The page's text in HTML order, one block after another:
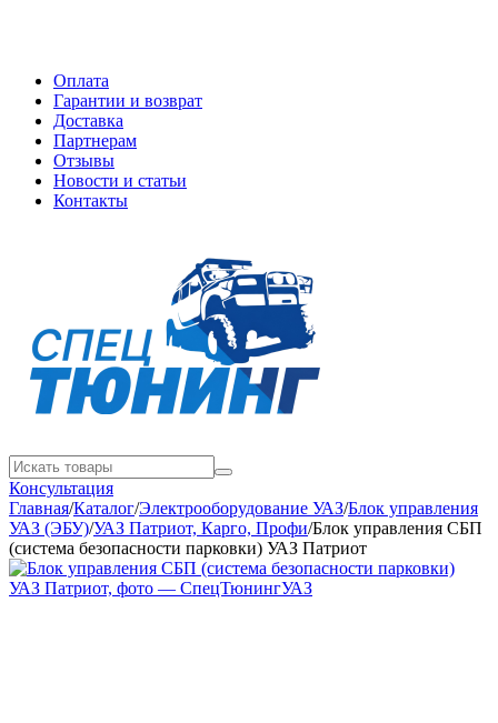
Оплата
Гарантии и возврат
Доставка
Партнерам
Отзывы
Новости и статьи
Контакты
Консультация
Главная/Каталог/Электрооборудование УАЗ/Блок управления
УАЗ (ЭБУ)/УАЗ Патриот, Карго, Профи/Блок управления СБП
(система безопасности парковки) УАЗ Патриот